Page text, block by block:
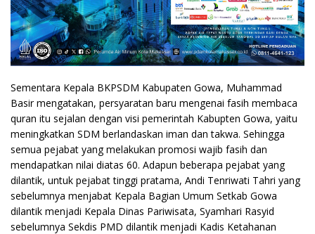
Sementara Kepala BKPSDM Kabupaten Gowa, Muhammad
Basir mengatakan, persyaratan baru mengenai fasih membaca
quran itu sejalan dengan visi pemerintah Kabupten Gowa, yaitu
meningkatkan SDM berlandaskan iman dan takwa. Sehingga
semua pejabat yang melakukan promosi wajib fasih dan
mendapatkan nilai diatas 60. Adapun beberapa pejabat yang
dilantik, untuk pejabat tinggi pratama, Andi Tenriwati Tahri yang
sebelumnya menjabat Kepala Bagian Umum Setkab Gowa
dilantik menjadi Kepala Dinas Pariwisata, Syamhari Rasyid
sebelumnya Sekdis PMD dilantik menjadi Kadis Ketahanan